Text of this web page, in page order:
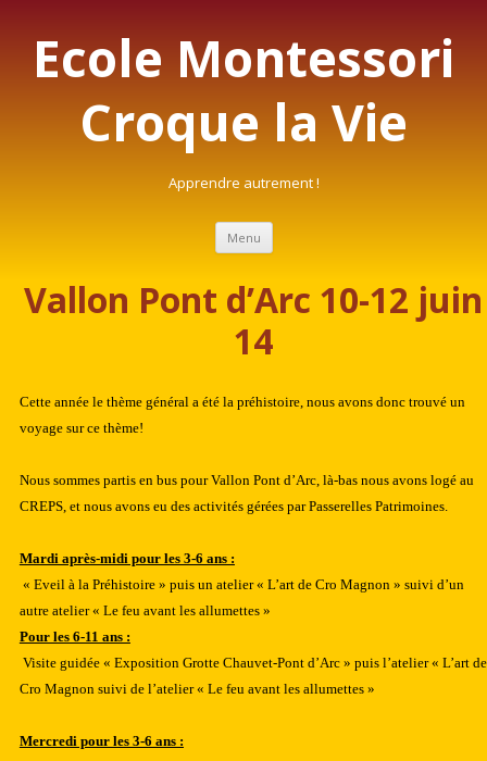
Ecole Montessori
Croque la Vie
Apprendre autrement !
Menu Aller au contenu principal
Vallon Pont d’Arc 10-12 juin
14
Cette année le thème général a été la préhistoire, nous avons donc trouvé un
voyage sur ce thème!
Nous sommes partis en bus pour Vallon Pont d’Arc, là-bas nous avons logé au
CREPS, et nous avons eu des activités gérées par Passerelles Patrimoines.
Mardi après-midi pour les 3-6 ans :
« Eveil à la Préhistoire » puis un atelier « L’art de Cro Magnon » suivi d’un
autre atelier « Le feu avant les allumettes »
Pour les 6-11 ans :
Visite guidée « Exposition Grotte Chauvet-Pont d’Arc » puis l’atelier « L’art de
Cro Magnon suivi de l’atelier « Le feu avant les allumettes »
Mercredi pour les 3-6 ans :